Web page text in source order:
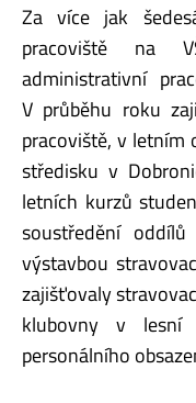
Za více jak
pracoviště na
administrativní
V průběhu roku
pracoviště, v letním
středisku v
letních kurzů
soustředění
výstavbou
zajišťovaly
klubovny v lesní
personálního